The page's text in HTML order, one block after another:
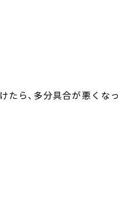
たら、多分具合が悪くな